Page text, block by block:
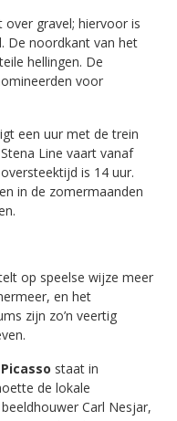
gravel; hiervoor is
De noordkant van het
hellingen. De
voor
een uur met de trein
Line vaart vanaf
is 14 uur.
in de zomermaanden
op speelse wijze meer
en het
zijn zo’n ­veertig
Picasso staat in
de lokale
Carl Nesjar,